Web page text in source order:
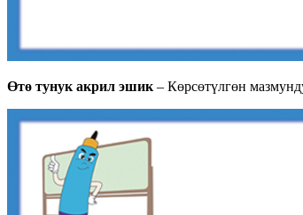
Өтө тунук акрил эшик – Көрсөтүлгөн